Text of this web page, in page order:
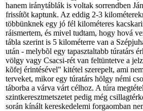
hanem iránytáblák is voltak sorrendben
frissítõt kaptunk. Az eddig 2-3
többünknek egy jó fél kilométeres
ráismertem, és mivel tudtam, hogy hová
tábla szerint is 5 kilométerre van a
után - melybõl egy tapasztaltabb túratárs
völgy vagy Csacsi-rét van feltüntetve a
kõfej érintésével" kitétel szerepelt, ami
terveket, mikor egy túratárs hölgy némi
táborba a várva várt célhoz. A túra
szintkeresztmetszetet pedig még
során kínált kereskedelemi forgaomban